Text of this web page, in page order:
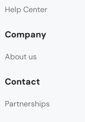
Help Center
Company
About us
Contact
Partnerships